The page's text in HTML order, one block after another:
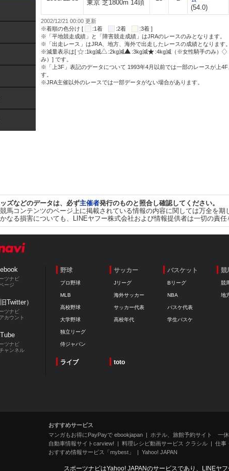
東京 芝1800m 14頭
(54.0)
2002/12/21 00:00 更新
※着順の色分け [
:1着 :2着
:3着 ]
※「平地競走成績」と「障害競走成績」はJRAのレースのみとなります。
※「出走レース」はJRA、地方、海外で出走したレースの成績となります。
※減量表示は[
:1kg減 :2kg減 :3kg減 :4kg減（※女性騎手のみ）
み）] です。
※「上3F」表記のデータについて 1993年4月以前では一部のレースが上
す。
※JRA主催以外のレースでは一部データがない場合があります。
ズなどのデータは、必ず主催者発行のものと照合し確認してください。
馬コンテンツのページ上に掲載されている情報の内容に関しては万全を
なる損害についても、LINEヤフー株式会社および情報提供者は一切の責任
ツナビ
ージ
Twitter）
ツナビ
カウント
ツナビ
ャンネル
野球
プロ野球
MLB
高校野球
大学野球
独立リーグ
侍ジャパン
サッカー
Jリーグ
海外サッカー
サッカー代表
高校年代
バスケット
Bリーグ
NBA
バスケ代表
学生バスケ
競
競
地
ライブ toto
おすすめサービス
マンガもお得にPayPayで ebookjapan
ホテル、旅館予約サイト 一
自動車情報サイトcarview!
料理レシピ動画サービス クラシル 仕事
おすすめ情報サービス「mybest」
Yahoo! JAPAN
スポーツナビはYahoo! JAPANのサービスであり、LINEヤ